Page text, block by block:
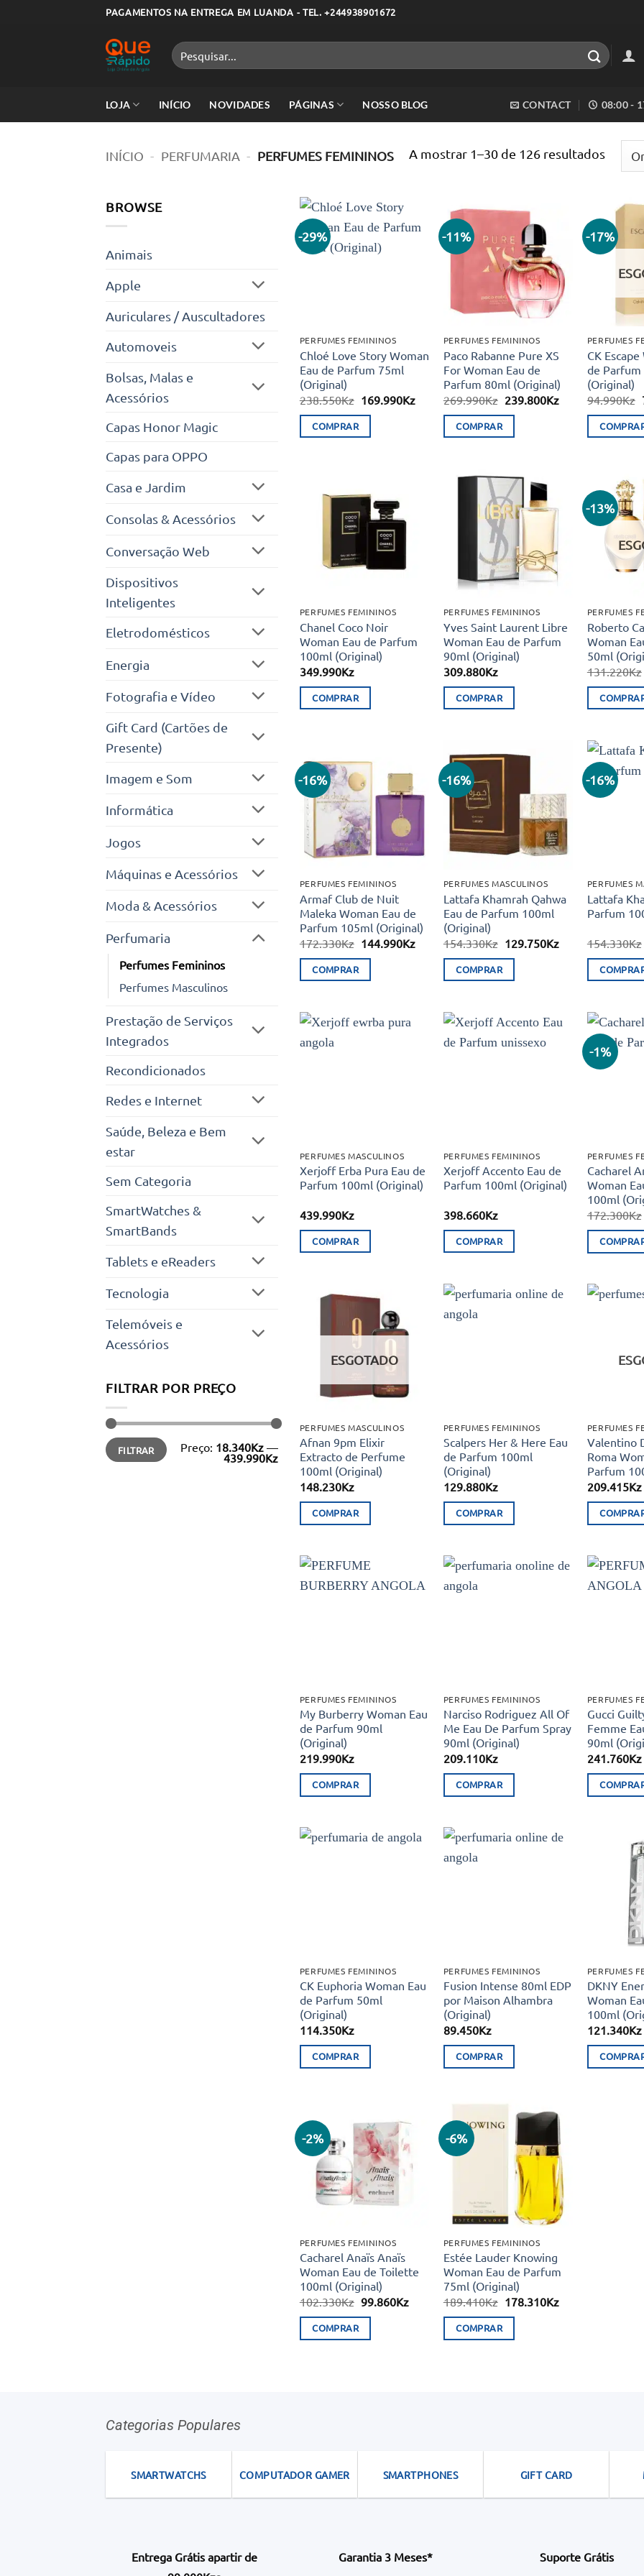
PAGAMENTOS NA ENTREGA EM LUANDA - TEL. +244938901672
Pesquisar
por:
LOJA INÍCIO NOVIDADES PÁGINAS NOSSO BLOG CONTACT 08:00 -
INÍCIO - PERFUMARIA - PERFUMES FEMININOS A mostrar 1–30 de 126 resultados
por
BROWSE
Animais
Apple
Auriculares / Auscultadores
Automoveis
Bolsas, Malas e
Acessórios
Capas Honor Magic
Capas para OPPO
Casa e Jardim
Consolas & Acessórios
Conversação Web
Dispositivos
Inteligentes
Eletrodomésticos
Energia
Fotografia e Vídeo
Gift Card (Cartões de
Presente)
Imagem e Som
Informática
Jogos
Máquinas e Acessórios
Moda & Acessórios
Perfumaria
Perfumes Femininos
Perfumes Masculinos
Prestação de Serviços
Integrados
Recondicionados
Redes e Internet
Saúde, Beleza e Bem
estar
Sem Categoria
SmartWatches &
SmartBands
Tablets e eReaders
Tecnologia
Telemóveis e
Acessórios
FILTRAR POR PREÇO
Preço
mínimo
Preço
máximo
FILTRAR Preço: 18.340Kz —
439.990Kz
-29%
Adicionar
aos meus
PERFUMES FEMININOS
Chloé Love Story Woman
Eau de Parfum 75ml
(Original)
238.550Kz O
era:
169.990KzO
COMPRAR
-11%
Adicionar
aos meus
desejos
PERFUMES FEMININOS
Paco Rabanne Pure XS
For Woman Eau de
Parfum 80ml (Original)
269.990Kz O
era:
239.800KzO
COMPRAR
-17%
PERFUMES
CK
de Parfum
(Original)
94.990Kz
Adicionar
aos meus
desejos
PERFUMES FEMININOS
Chanel Coco Noir
Woman Eau de Parfum
100ml (Original)
349.990Kz
COMPRAR
Adicionar
aos meus
PERFUMES FEMININOS
Yves Saint Laurent Libre
Woman Eau de Parfum
90ml (Original)
309.880Kz
COMPRAR
-13%
PERFUMES
Roberto
Woman
50ml
131.220Kz
-16%
Adicionar
aos meus
PERFUMES FEMININOS
Armaf Club de Nuit
Maleka Woman Eau de
Parfum 105ml (Original)
172.330Kz O
era:
144.990KzO
COMPRAR
-16%
aos meus
desejos
PERFUMES MASCULINOS
Lattafa Khamrah Qahwa
Eau de Parfum 100ml
(Original)
154.330Kz O
era:
129.750KzO
COMPRAR
-16%
PERFUMES
Lattafa
Parfum
154.330Kz
PERFUMES MASCULINOS
Xerjoff Erba Pura Eau de
Parfum 100ml (Original)
439.990Kz
COMPRAR
PERFUMES FEMININOS
Xerjoff Accento Eau de
Parfum 100ml (Original)
398.660Kz
COMPRAR
-1%
PERFUMES
Cacharel
Woman
100ml
172.300Kz
Adicionar
aos meus
ESGOTADO
PERFUMES MASCULINOS
Afnan 9pm Elixir
Extracto de Perfume
100ml (Original)
148.230Kz
COMPRAR
PERFUMES FEMININOS
Scalpers Her & Here Eau
de Parfum 100ml
(Original)
129.880Kz
COMPRAR
PERFUMES
Valentino
Roma
Parfum
209.415Kz
PERFUMES FEMININOS
My Burberry Woman Eau
de Parfum 90ml
(Original)
219.990Kz
COMPRAR
PERFUMES FEMININOS
Narciso Rodriguez All Of
Me Eau De Parfum Spray
90ml (Original)
209.110Kz
COMPRAR
PERFUMES
Gucci
Femme
90ml
241.760Kz
PERFUMES FEMININOS
CK Euphoria Woman Eau
de Parfum 50ml
(Original)
114.350Kz
COMPRAR
PERFUMES FEMININOS
Fusion Intense 80ml EDP
por Maison Alhambra
(Original)
89.450Kz
COMPRAR
PERFUMES
DKNY
Woman
100ml
121.340Kz
-2%
Adicionar
aos meus
desejos
PERFUMES FEMININOS
Cacharel Anaïs Anaïs
Woman Eau de Toilette
100ml (Original)
102.330Kz O
era:
99.860KzO
COMPRAR
-6%
Adicionar
aos meus
desejos
PERFUMES FEMININOS
Estée Lauder Knowing
Woman Eau de Parfum
75ml (Original)
189.410Kz O
era:
178.310KzO
COMPRAR
Categorias Populares
SMARTWATCHS COMPUTADOR GAMER SMARTPHONES GIFT CARD
Entrega Grátis apartir de
Garantia 3 Meses* Suporte Grátis